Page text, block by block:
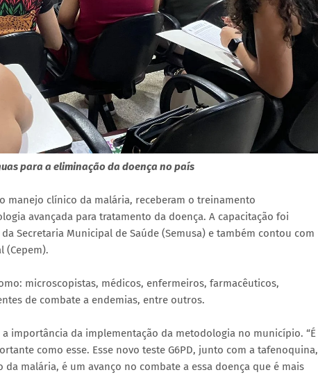
para a eliminação da doença no país
manejo clínico da malária, receberam o treinamento
avançada para tratamento da doença. A capacitação foi
Secretaria Municipal de Saúde (Semusa) e também contou com
(Cepem).
microscopistas, médicos, enfermeiros, farmacêuticos,
de combate a endemias, entre outros.
importância da implementação da metodologia no município. “É
como esse. Esse novo teste G6PD, junto com a tafenoquina,
malária, é um avanço no combate a essa doença que é mais